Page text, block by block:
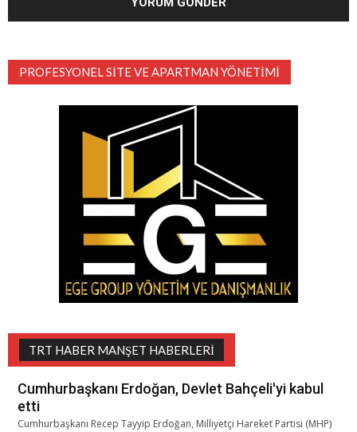
PROFESYONEL SITE VE APARTMAN YÖNETIMI
TRT HABER MANŞET HABERLERI
Cumhurbaşkanı Erdoğan, Devlet Bahçeli'yi kabul
etti
Cumhurbaşkanı Recep Tayyip Erdoğan, Milliyetçi Hareket Partisi (MHP)